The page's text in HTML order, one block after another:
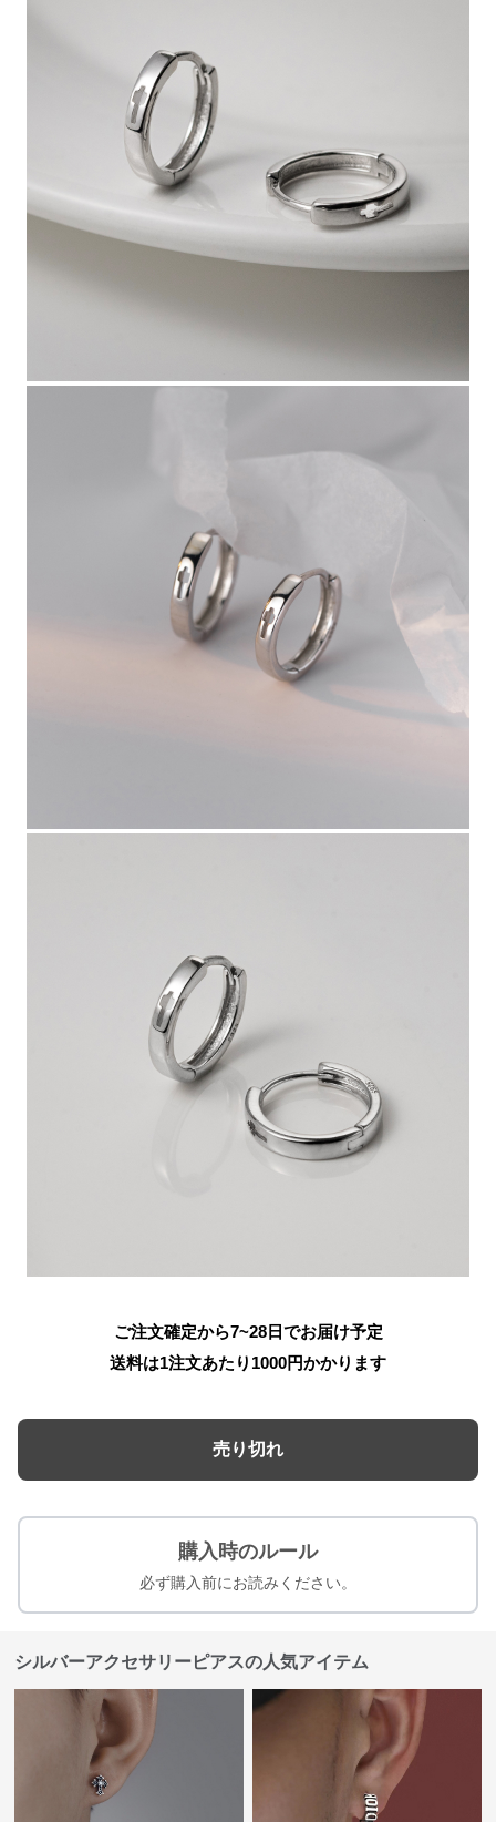
ご注文確定から7~28日でお届け予定
送料は1注文あたり 1000円かかります
売り切れ
購入時のルール
必ず購入前にお読みください。
シルバーアクセサリーピアスの人気アイテム